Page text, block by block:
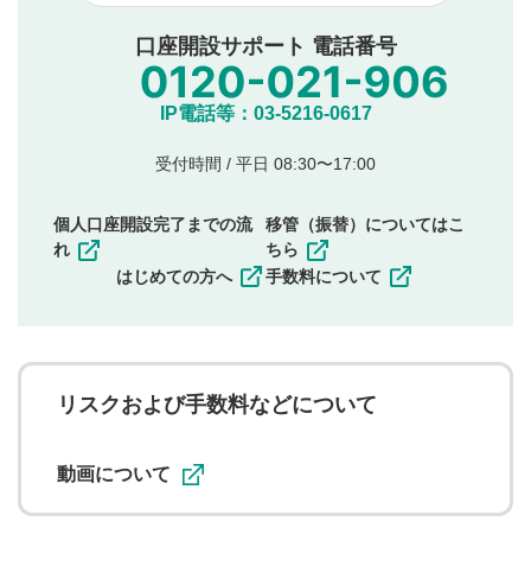
他者への誹謗中傷や差別的表現投稿
公序良俗に反する内容の投稿
氏名、住所、電話番号など個人を特定できる情報の
他のサイトへの誘導や営利目的、広告・宣伝を目
他者の権利（商標、著作権、その他の知的財産
同一内容の多重投稿
その他当社が不適切と判断した投稿
一度投稿した評価およびコメントの変更・削除はできま
ことを承諾したものとします。また、利用者は、コメント
に関する著作者人格権を行使しないことに同意します。利
用者が投稿したコメントは、当社サービスの広告・宣伝、
ることがあります。
口座開設サポート 電話番号
IP電話等：03-5216-0617
受付時間 / 平日 08:30〜17:00
個人口座開設完了までの流
れ
はじめての方へ
移管（振替）についてはこ
ちら
手数料について
リスクおよび手数料などについて
動画について